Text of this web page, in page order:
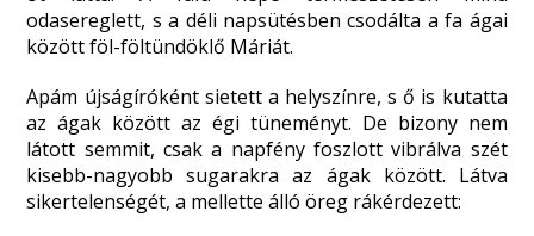
odasereglett, s a déli napsütésben csodálta a fa ágai
között föl-föltündöklő Máriát.
Apám újságíróként sietett a helyszínre, s ő is kutatta
az ágak között az égi tüneményt. De bizony nem
látott semmit, csak a napfény foszlott vibrálva szét
kisebb-nagyobb sugarakra az ágak között. Látva
sikertelenségét, a mellette álló öreg rákérdezett: